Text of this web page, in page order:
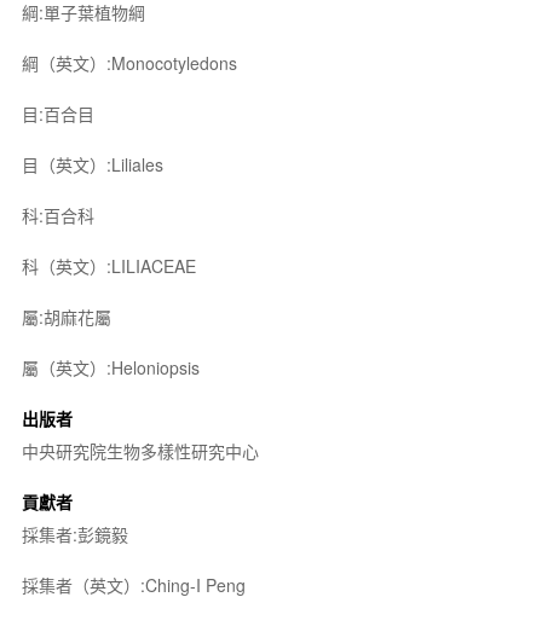
綱:單子葉植物綱
綱（英文）:Monocotyledons
目:百合目
目（英文）:Liliales
科:百合科
科（英文）:LILIACEAE
屬:胡麻花屬
屬（英文）:Heloniopsis
出版者
中央研究院生物多樣性研究中心
貢獻者
採集者:彭鏡毅
採集者（英文）:Ching-I Peng